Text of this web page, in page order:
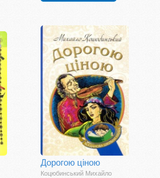
Дорогою ціною
Коцюбинський Михайло